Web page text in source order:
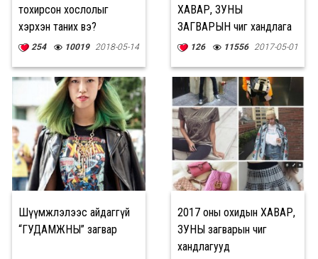
тохирсон хослолыг
хэрхэн таних вэ?
254 10019 2018-05-14
ХАВАР, ЗУНЫ
ЗАГВАРЫН чиг хандлага
126 11556 2017-05-01
Шүүмжлэлээс айдаггүй
“ГУДАМЖНЫ” загвар
2017 оны охидын ХАВАР,
ЗУНЫ загварын чиг
хандлагууд